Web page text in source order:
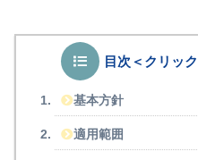
目次＜クリッ
基本方針
適用範囲